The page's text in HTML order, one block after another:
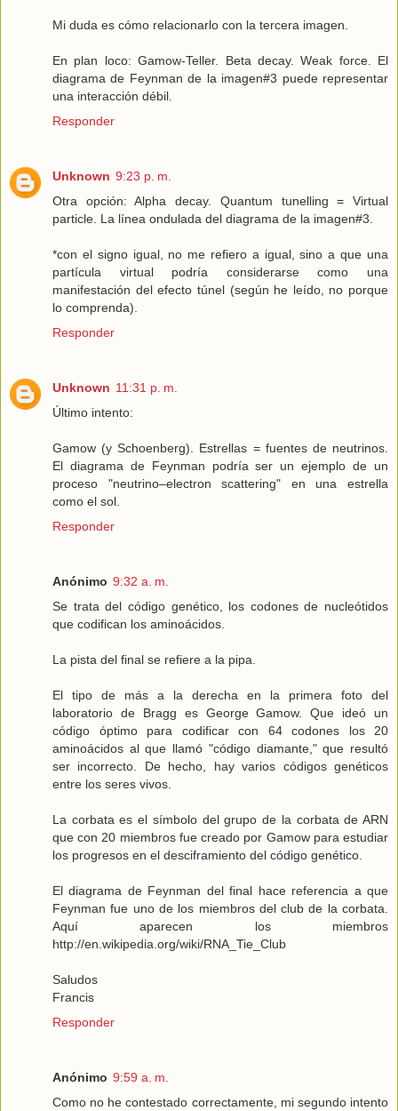
Mi duda es cómo relacionarlo con la tercera imagen.
En plan loco: Gamow-Teller. Beta decay. Weak force. El
diagrama de Feynman de la imagen#3 puede representar
una interacción débil.
Responder
Unknown 9:23 p. m.
Otra opción: Alpha decay. Quantum tunelling = Virtual
particle. La línea ondulada del diagrama de la imagen#3.
*con el signo igual, no me refiero a igual, sino a que una
partícula virtual podría considerarse como una
manifestación del efecto túnel (según he leído, no porque
lo comprenda).
Responder
Unknown 11:31 p. m.
Último intento:
Gamow (y Schoenberg). Estrellas = fuentes de neutrinos.
El diagrama de Feynman podría ser un ejemplo de un
proceso "neutrino–electron scattering" en una estrella
como el sol.
Responder
Anónimo 9:32 a. m.
Se trata del código genético, los codones de nucleótidos
que codifican los aminoácidos.
La pista del final se refiere a la pipa.
El tipo de más a la derecha en la primera foto del
laboratorio de Bragg es George Gamow. Que ideó un
código óptimo para codificar con 64 codones los 20
aminoácidos al que llamó "código diamante," que resultó
ser incorrecto. De hecho, hay varios códigos genéticos
entre los seres vivos.
La corbata es el símbolo del grupo de la corbata de ARN
que con 20 miembros fue creado por Gamow para estudiar
los progresos en el desciframiento del código genético.
El diagrama de Feynman del final hace referencia a que
Feynman fue uno de los miembros del club de la corbata.
Aquí aparecen los miembros
http://en.wikipedia.org/wiki/RNA_Tie_Club
Saludos
Francis
Responder
Anónimo 9:59 a. m.
Como no he contestado correctamente, mi segundo intento